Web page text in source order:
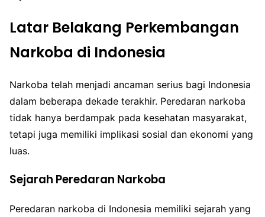
Latar Belakang Perkembangan
Narkoba di Indonesia
Narkoba telah menjadi ancaman serius bagi Indonesia
dalam beberapa dekade terakhir. Peredaran narkoba
tidak hanya berdampak pada kesehatan masyarakat,
tetapi juga memiliki implikasi sosial dan ekonomi yang
luas.
Sejarah Peredaran Narkoba
Peredaran narkoba di Indonesia memiliki sejarah yang